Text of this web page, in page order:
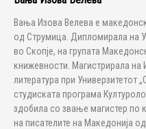
Вања Изова Велева е
од Струмица. Дипломирала на
во Скопје, на групата
книжевности. Магистрирала на
литература при Универзитетот
студиската програма
здобила со звање магистер по
на писателите на Македонија